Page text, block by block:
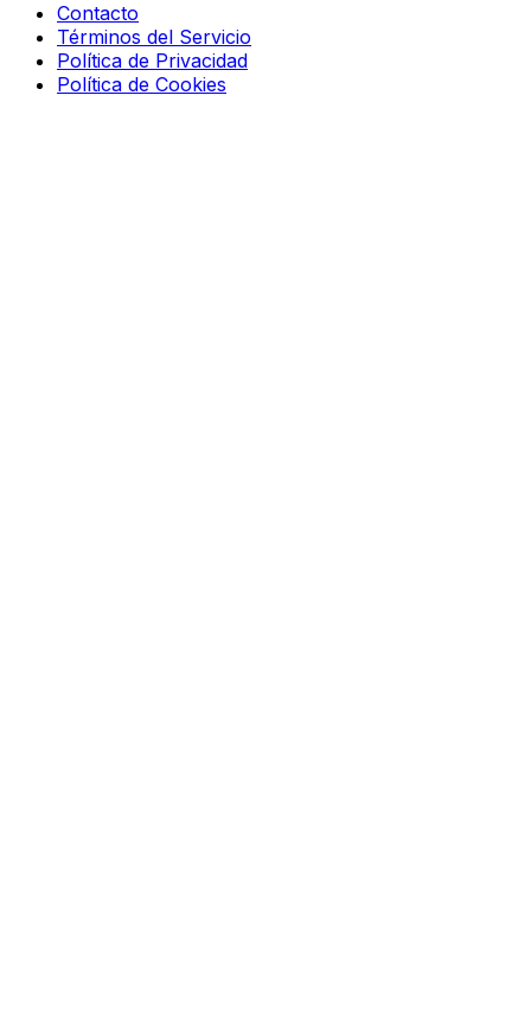
Contacto
Términos del Servicio
Política de Privacidad
Política de Cookies